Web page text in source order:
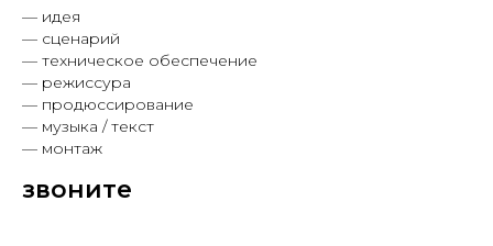
— идея
— сценарий
— техническое обеспечение
— режиссура
— продюссирование
— музыка / текст
— монтаж
звоните